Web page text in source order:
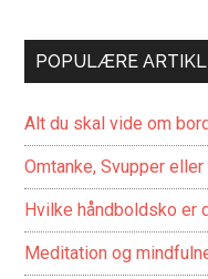
POPULÆRE
Alt du skal vide om
Omtanke, Svupper
Hvilke håndboldsko er
Meditation og